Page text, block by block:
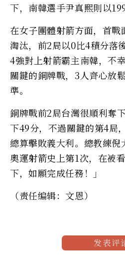
下，南韓選手尹真熙則以
在女子團體射箭方面，首戰
淘汰，前2局以0比4積分落
4強對上射箭霸主南韓，不
關鍵的銅牌戰，3人齊心放
準。
銅牌戰前2局台灣很順利奪
下49分，不過關鍵的第4局
總算擊敗義大利。總教練倪
奧運射箭史上第1次，在被
下，如願完成任務！」
（责任编辑：文恩）
发表评